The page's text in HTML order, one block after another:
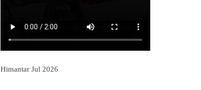
Himantar Jul 2026